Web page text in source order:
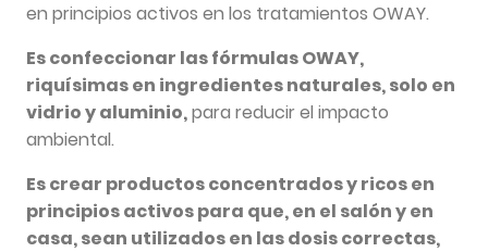
en principios activos en los tratamientos OWAY.
Es confeccionar las fórmulas OWAY,
riquísimas en ingredientes naturales, solo en
vidrio y aluminio,para reducir el impacto
ambiental.
Es crear productos concentrados y ricos en
principios activos para que, en el salón y en
casa, sean utilizados en las dosis correctas,